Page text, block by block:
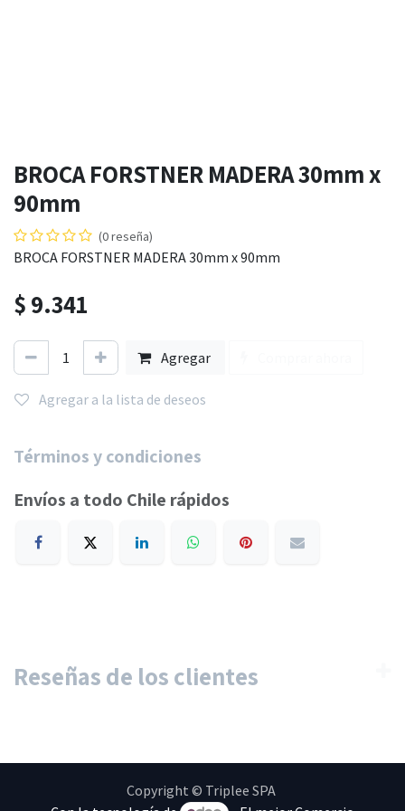
BROCA FORSTNER MADERA 30mm x
90mm
(0 reseña)
BROCA FORSTNER MADERA 30mm x 90mm
$9.341
Agregar
Agregar a la lista de deseos
Términos y condiciones
Envíos a todo Chile rápidos
Reseñas de los clientes
Copyright © Triplee SPA